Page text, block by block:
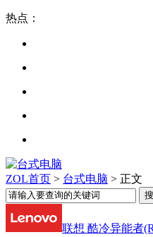
热点：
ZOL首页 > 台式电脑 > 正文
联想 酷冷异能者